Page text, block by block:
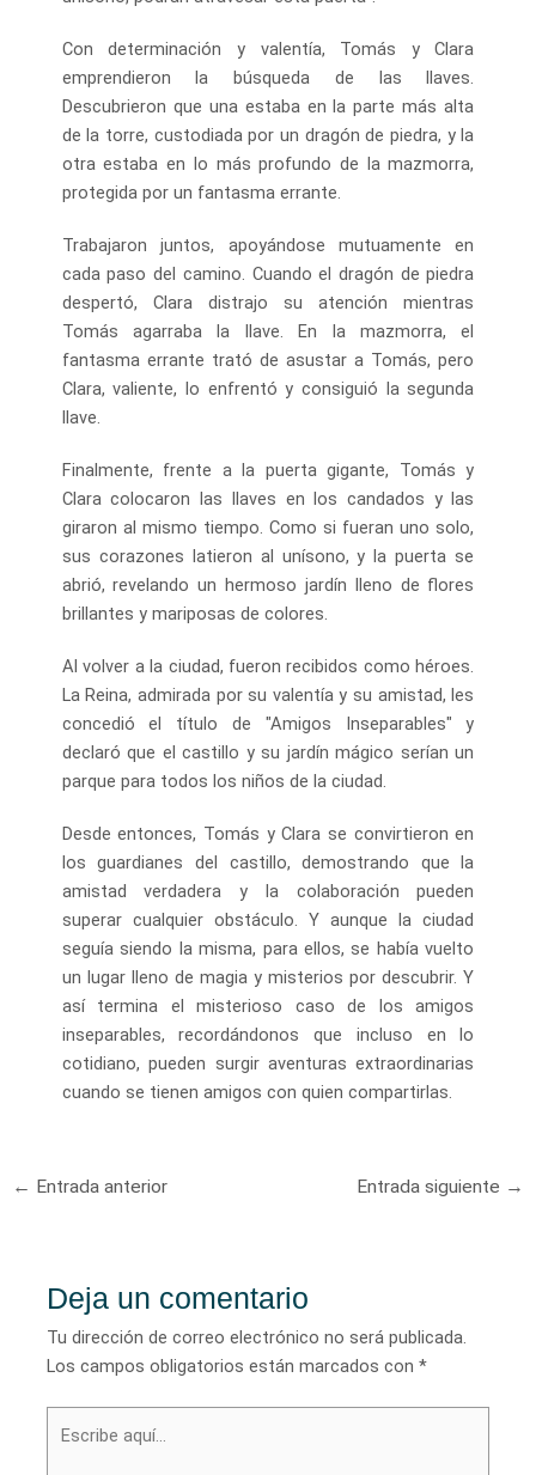
Con determinación y valentía, Tomás y Clara
emprendieron la búsqueda de las llaves.
Descubrieron que una estaba en la parte más alta
de la torre, custodiada por un dragón de piedra, y la
otra estaba en lo más profundo de la mazmorra,
protegida por un fantasma errante.
Trabajaron juntos, apoyándose mutuamente en
cada paso del camino. Cuando el dragón de piedra
despertó, Clara distrajo su atención mientras
Tomás agarraba la llave. En la mazmorra, el
fantasma errante trató de asustar a Tomás, pero
Clara, valiente, lo enfrentó y consiguió la segunda
llave.
Finalmente, frente a la puerta gigante, Tomás y
Clara colocaron las llaves en los candados y las
giraron al mismo tiempo. Como si fueran uno solo,
sus corazones latieron al unísono, y la puerta se
abrió, revelando un hermoso jardín lleno de flores
brillantes y mariposas de colores.
Al volver a la ciudad, fueron recibidos como héroes.
La Reina, admirada por su valentía y su amistad, les
concedió el título de "Amigos Inseparables" y
declaró que el castillo y su jardín mágico serían un
parque para todos los niños de la ciudad.
Desde entonces, Tomás y Clara se convirtieron en
los guardianes del castillo, demostrando que la
amistad verdadera y la colaboración pueden
superar cualquier obstáculo. Y aunque la ciudad
seguía siendo la misma, para ellos, se había vuelto
un lugar lleno de magia y misterios por descubrir. Y
así termina el misterioso caso de los amigos
inseparables, recordándonos que incluso en lo
cotidiano, pueden surgir aventuras extraordinarias
cuando se tienen amigos con quien compartirlas.
Navegación
← Entrada anterior Entrada siguiente →
Deja un comentario
Tu dirección de correo electrónico no será publicada.
Los campos obligatorios están marcados con*
aquí...